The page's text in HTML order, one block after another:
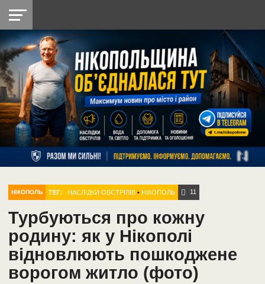
НІКОПОЛЬ
РАЙОН
СІЧЕСЛАВСЬКА
УКРАЇНА
РЕТРО
НІКОПОЛЬ
ЛАЙТ
УКРАЇНА
ДОПОМОГА
РАДІО
НІКОПОЛЬ ТЕГ: НАСЛІДКИ ОБСТРІЛІВ •НІКОПОЛЬ 11
Турбуються про кожну
родину: як у Нікополі
відновлюють пошкоджене
ворогом житло (фото)